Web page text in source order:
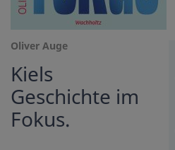
Oliver Auge
Kiels
Geschichte im
Fokus.